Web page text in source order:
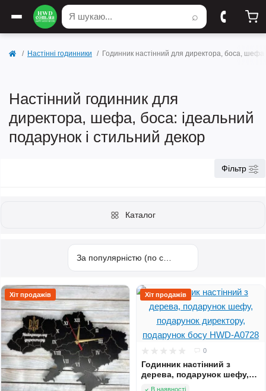
⌕
Настінні годинники Годинник настінний для директора, боса, шефа
Настінний годинник для
директора, шефа, боса: ідеальний
подарунок і стильний декор
Фільтр
Каталог
Хіт продажів Хіт продажів
0
Годинник настінний з
дерева, подарунок шефу,
В наявності